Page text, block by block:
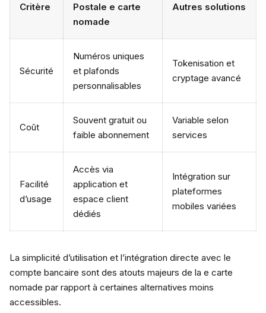
Critère
Postale e carte
nomade
Autres solutions
Sécurité
Numéros uniques
et plafonds
personnalisables
Tokenisation et
cryptage avancé
Coût
Souvent gratuit ou
faible abonnement
Variable selon
services
Facilité
d’usage
Accès via
application et
espace client
dédiés
Intégration sur
plateformes
mobiles variées
La simplicité d’utilisation et l’intégration directe avec le
compte bancaire sont des atouts majeurs de la e carte
nomade par rapport à certaines alternatives moins
accessibles.